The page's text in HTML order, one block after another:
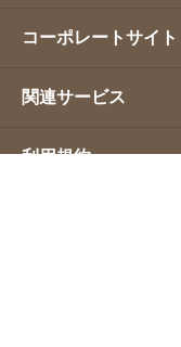
コーポレートサイト
関連サービス
利用規約